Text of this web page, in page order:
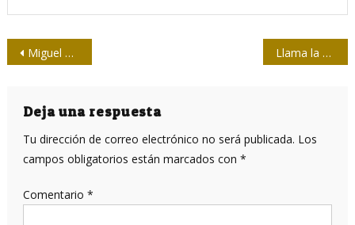
Navegación
entradas
Miguel Díaz-Canel: “La historia se pretende contar al revés” Llama la Upec a contribuir con donativos para prensa matancera
Deja una respuesta
Tu dirección de correo electrónico no será publicada. Los
campos obligatorios están marcados con *
Comentario *